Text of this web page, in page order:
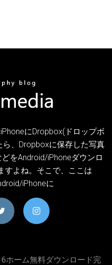
にDropbox(ドロップボ
、Dropboxに保存した写真
をAndroid/iPhoneダウンロ
すよね。そこで、ここは
iPhoneに
ホーム無料ダウンロード完